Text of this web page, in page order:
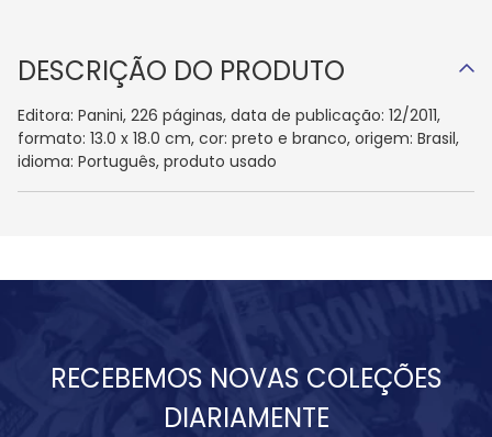
DESCRIÇÃO DO PRODUTO
Editora: Panini, 226 páginas, data de publicação: 12/2011,
formato: 13.0 x 18.0 cm, cor: preto e branco, origem: Brasil,
idioma: Português, produto usado
RECEBEMOS NOVAS COLEÇÕES
DIARIAMENTE